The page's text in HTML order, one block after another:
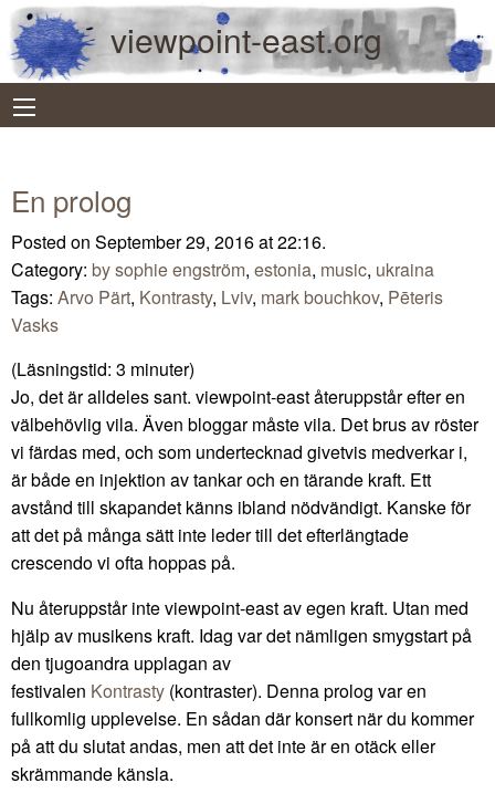
viewpoint-east.org
En prolog
Posted on September 29, 2016 at 22:16.
Category: by sophie engström, estonia, music, ukraina
Tags: Arvo Pärt, Kontrasty, Lviv, mark bouchkov, Pēteris
Vasks
(Läsningstid: 3 minuter)
Jo, det är alldeles sant. viewpoint-east återuppstår efter en
välbehövlig vila. Även bloggar måste vila. Det brus av röster
vi färdas med, och som undertecknad givetvis medverkar i,
är både en injektion av tankar och en tärande kraft. Ett
avstånd till skapandet känns ibland nödvändigt. Kanske för
att det på många sätt inte leder till det efterlängtade
crescendo vi ofta hoppas på.
Nu återuppstår inte viewpoint-east av egen kraft. Utan med
hjälp av musikens kraft. Idag var det nämligen smygstart på
den tjugoandra upplagan av
festivalen Kontrasty (kontraster). Denna prolog var en
fullkomlig upplevelse. En sådan där konsert när du kommer
på att du slutat andas, men att det inte är en otäck eller
skrämmande känsla.